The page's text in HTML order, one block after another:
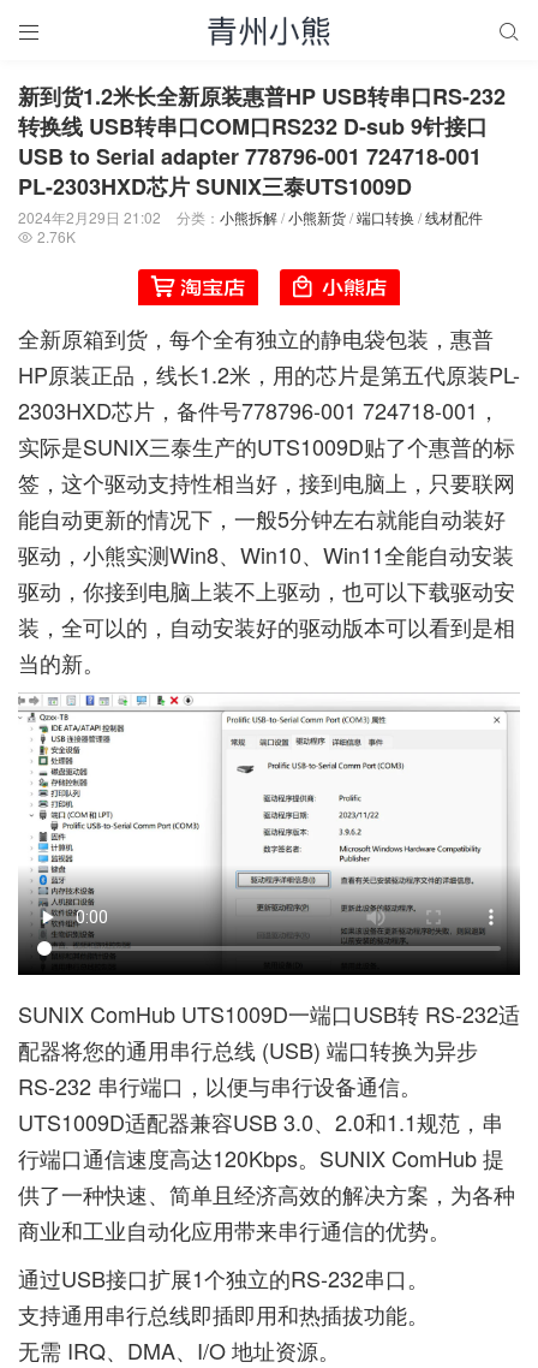
 
新到货1.2米长全新原装惠普HP USB转串口RS-232
转换线 USB转串口COM口RS232 D-sub 9针接口
USB to Serial adapter 778796-001 724718-001
PL-2303HXD芯片 SUNIX三泰UTS1009D
2024年2月29日 21:02 分类： 小熊拆解/小熊新货/端口转换 /线材配件
 2.76K
全新原箱到货，每个全有独立的静电袋包装，惠普
HP原装正品，线长1.2米，用的芯片是第五代原装PL-
2303HXD芯片，备件号778796-001 724718-001，
实际是SUNIX三泰生产的UTS1009D贴了个惠普的标
签，这个驱动支持性相当好，接到电脑上，只要联网
能自动更新的情况下，一般5分钟左右就能自动装好
驱动，小熊实测Win8、Win10、Win11全能自动安装
驱动，你接到电脑上装不上驱动，也可以下载驱动安
装，全可以的，自动安装好的驱动版本可以看到是相
当的新。
SUNIX ComHub UTS1009D一端口USB转 RS-232适
配器将您的通用串行总线 (USB) 端口转换为异步
RS-232 串行端口，以便与串行设备通信。
UTS1009D适配器兼容USB 3.0、2.0和1.1规范，串
行端口通信速度高达120Kbps。SUNIX ComHub 提
供了一种快速、简单且经济高效的解决方案，为各种
商业和工业自动化应用带来串行通信的优势。
通过USB接口扩展1个独立的RS-232串口。
支持通用串行总线即插即用和热插拔功能。
无需 IRQ、DMA、I/O 地址资源。